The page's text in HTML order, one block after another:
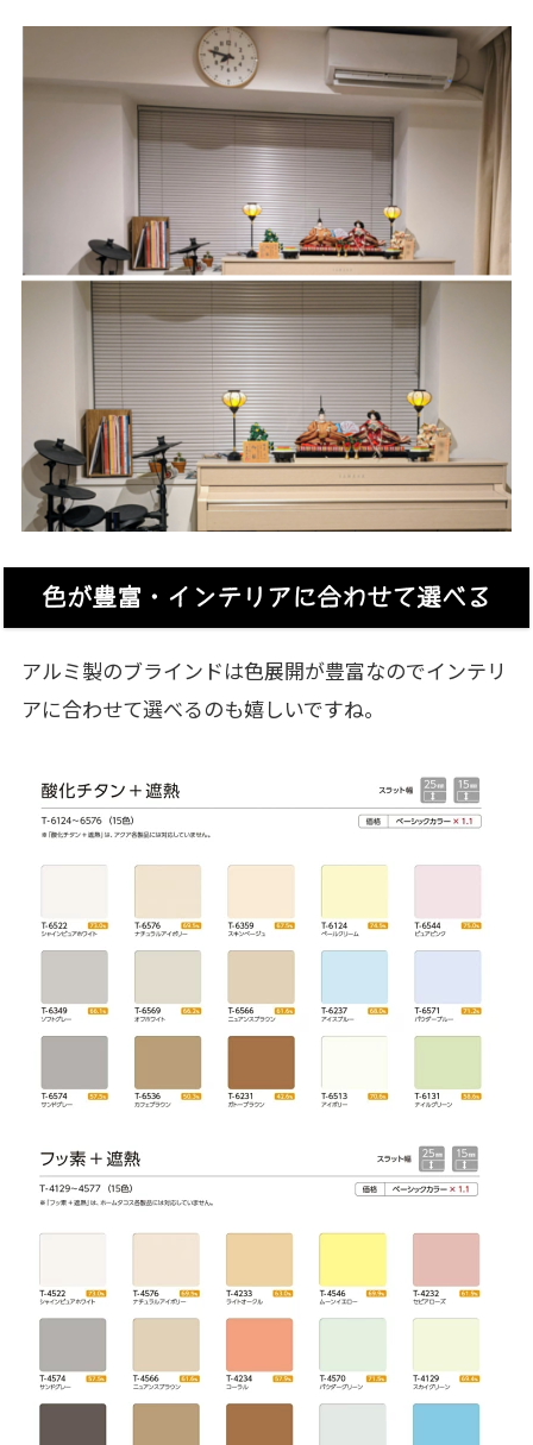
色が豊富・インテリアに合わせて選べる
アルミ製のブラインドは色展開が豊富なのでインテリ
アに合わせて選べるのも嬉しいですね。